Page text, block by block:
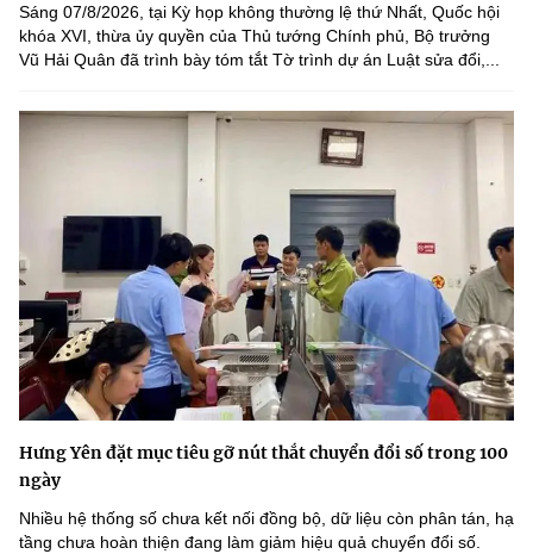
Sáng 07/8/2026, tại Kỳ họp không thường lệ thứ Nhất, Quốc hội
khóa XVI, thừa ủy quyền của Thủ tướng Chính phủ, Bộ trưởng
Vũ Hải Quân đã trình bày tóm tắt Tờ trình dự án Luật sửa đổi,...
Hưng Yên đặt mục tiêu gỡ nút thắt chuyển đổi số trong 100
ngày
Nhiều hệ thống số chưa kết nối đồng bộ, dữ liệu còn phân tán, hạ
tầng chưa hoàn thiện đang làm giảm hiệu quả chuyển đổi số.